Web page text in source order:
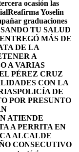
ocasión las
Reafirma Yoselin
graduaciones
TU SALUD
MÁS DE
DE LA
A
A VARIAS
PÉREZ CRUZ
CON LA
POLICÍA DE
POR PRESUNTO
ATIENDE
A PERRITA EN
ALCALDE
CONSECUTIVO